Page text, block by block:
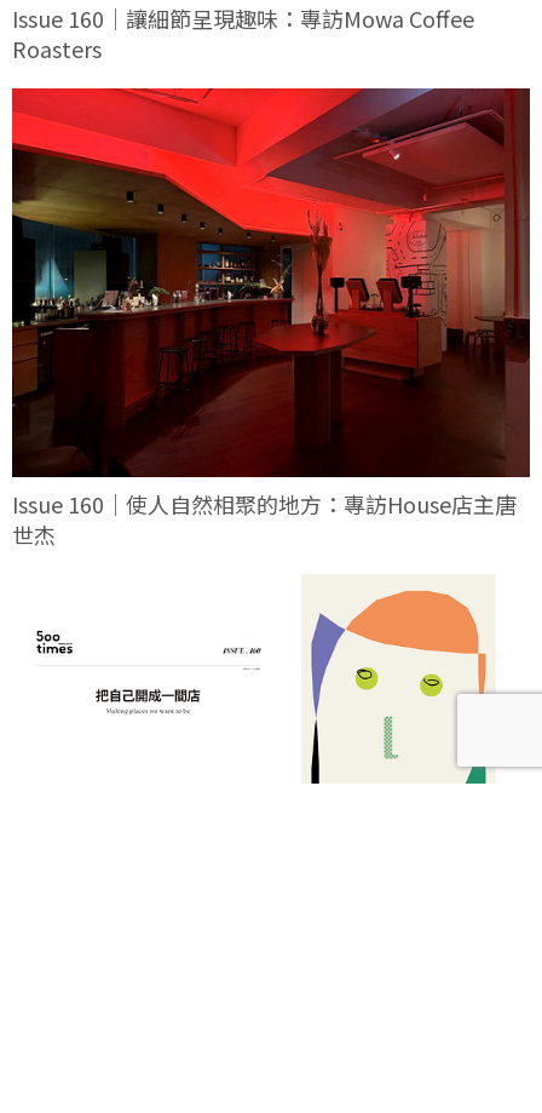
Issue 160｜讓細節呈現趣味：專訪Mowa Coffee
Roasters
Issue 160｜使人自然相聚的地方：專訪House店主唐
世杰